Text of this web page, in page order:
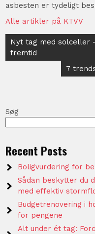
asbesten er tydeligt
Alle artikler på KTVV
Indlægsnavigation
Nyt tag med solceller
fremtid
7
Søg
Recent Posts
Boligvurdering for
Sådan beskytter du
med effektiv
Budgetrenovering i
for pengene
Alt under ét tag: